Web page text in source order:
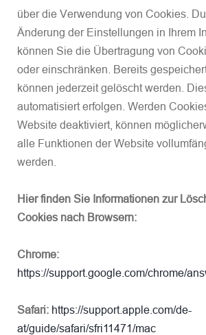
über die Verwendung von Cookies.
Änderung der Einstellungen in Ihrem
können Sie die Übertragung von
oder einschränken. Bereits
können jederzeit gelöscht werden.
automatisiert erfolgen. Werden
Website deaktiviert, können
alle Funktionen der Website
werden.
Hier finden Sie Informationen zur
Cookies nach Browsern:
Chrome:
https://support.google.com/chrome/
Safari: https://support.apple.com/de-
at/guide/safari/sfri11471/mac